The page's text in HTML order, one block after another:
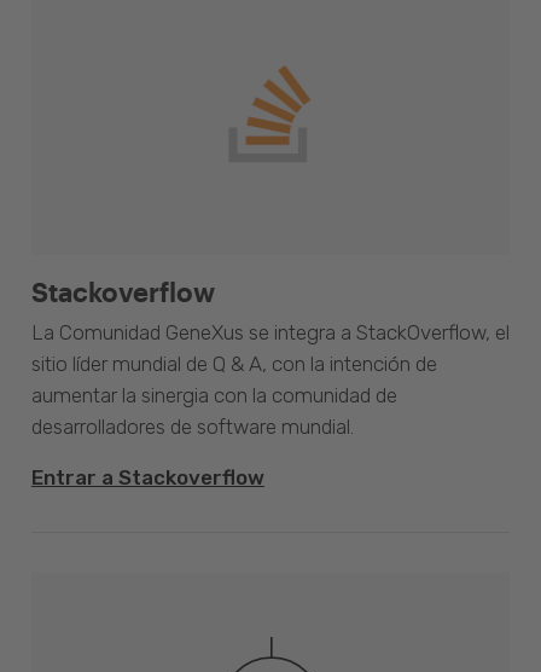
Stackoverflow
La Comunidad GeneXus se integra a StackOverflow, el
sitio líder mundial de Q & A, con la intención de
aumentar la sinergia con la comunidad de
desarrolladores de software mundial.
Entrar a Stackoverflow